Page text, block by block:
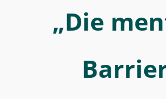
Forschung
„Die